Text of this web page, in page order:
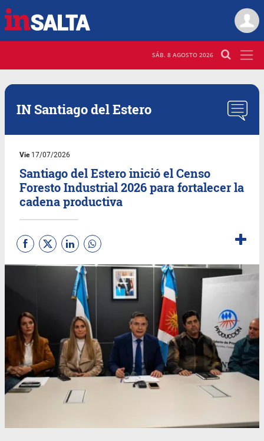
SÁB. 8 AGOSTO 2026
IN Santiago del Estero
Vie17/07/2026
Santiago del Estero inició el Censo
Foresto Industrial 2026 para fortalecer la
cadena productiva